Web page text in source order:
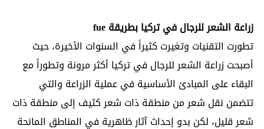
زراعة الشعر للرجال في تركيا بطريقة fue
تطورت التقنيات وتغيرت كثيراً في السنوات الأخيرة، حيث
أصبحت زراعة الشعر للرجال في تركيا أكثر مرونة وتطوراً مع
البقاء على المبادئ الأساسية في عملية الزراعة والتي
تتضمن نقل شعر من منطقة ذات شعر كثيف إلى منطقة ذات
شعر قليل، لكن بدو إحداث آثار ظاهرية في المناطق المانحة